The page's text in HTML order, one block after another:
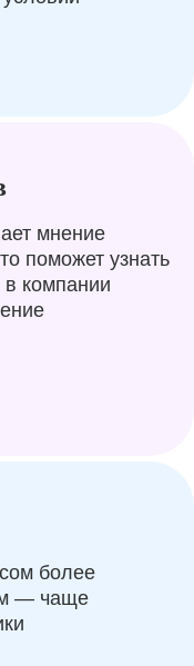
мнение
поможет узнать
компании
более
— чаще